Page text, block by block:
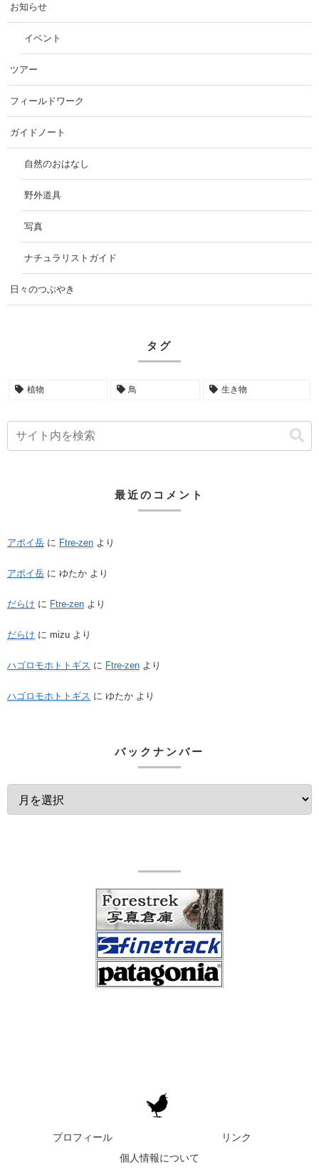
お知らせ
イベント
ツアー
フィールドワーク
ガイドノート
自然のおはなし
野外道具
写真
ナチュラリストガイド
日々のつぶやき
タグ
植物 鳥 生き物
最近のコメント
アポイ岳 に Ftre-zen より
アポイ岳 に ゆたか より
だらけ に Ftre-zen より
だらけ に mizu より
ハゴロモホトトギス に Ftre-zen より
ハゴロモホトトギス に ゆたか より
バックナンバー
プロフィール
リンク
個人情報について